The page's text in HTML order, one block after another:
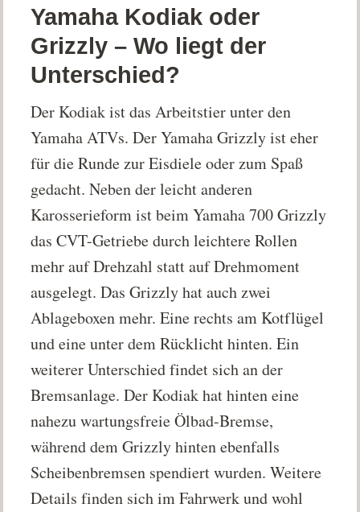
Yamaha Kodiak oder
Grizzly – Wo liegt der
Unterschied?
Der Kodiak ist das Arbeitstier unter den
Yamaha ATVs. Der Yamaha Grizzly ist eher
für die Runde zur Eisdiele oder zum Spaß
gedacht. Neben der leicht anderen
Karosserieform ist beim Yamaha 700 Grizzly
das CVT-Getriebe durch leichtere Rollen
mehr auf Drehzahl statt auf Drehmoment
ausgelegt. Das Grizzly hat auch zwei
Ablageboxen mehr. Eine rechts am Kotflügel
und eine unter dem Rücklicht hinten. Ein
weiterer Unterschied findet sich an der
Bremsanlage. Der Kodiak hat hinten eine
nahezu wartungsfreie Ölbad-Bremse,
während dem Grizzly hinten ebenfalls
Scheibenbremsen spendiert wurden. Weitere
Details finden sich im Fahrwerk und wohl